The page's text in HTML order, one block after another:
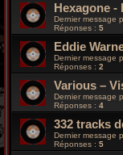
Hexagone -
Dernier message
Réponses : 5
Eddie
Dernier message
Réponses : 2
Various –
Dernier message
Réponses : 4
332 tracks
Dernier message
Réponses : 5